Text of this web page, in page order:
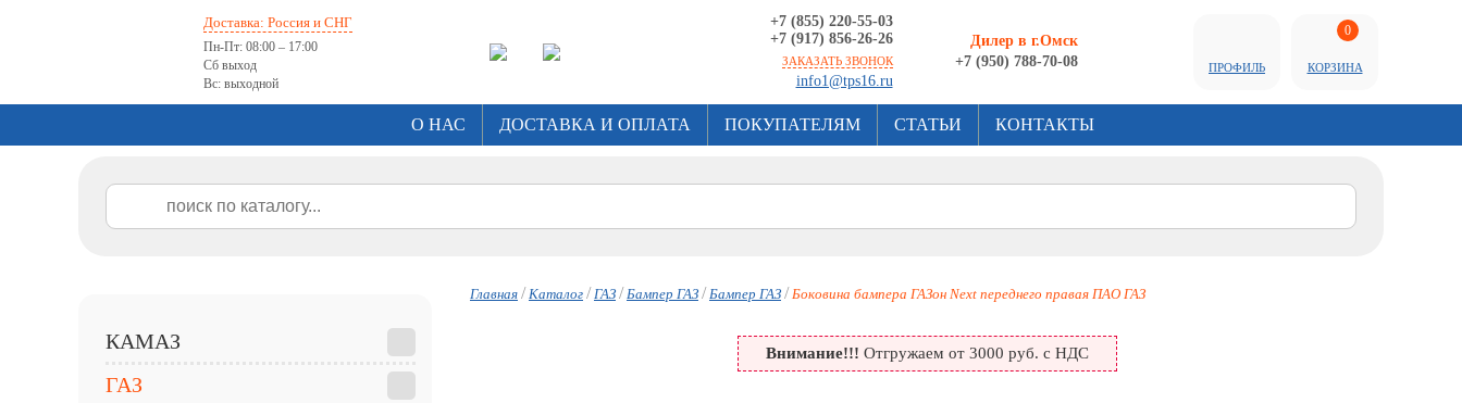
Доставка: Россия и СНГ
Пн-Пт: 08:00 – 17:00
Сб выход
Вс: выходной
+7 (855) 220-55-03
+7 (917) 856-26-26
ЗАКАЗАТЬ ЗВОНОК
info1@tps16.ru
Дилер в г.Омск
+7 (950) 788-70-08
ПРОФИЛЬ
0
КОРЗИНА
О НАС ДОСТАВКА И ОПЛАТА ПОКУПАТЕЛЯМ СТАТЬИ КОНТАКТЫ
КАМАЗ
ГАЗ
Главная / Каталог / ГАЗ / Бампер ГАЗ / Бампер ГАЗ / Боковина бампера ГАЗон Next переднего правая ПАО ГАЗ
Внимание!!! Отгружаем от 3000 руб. с НДС